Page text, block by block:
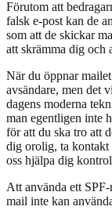
Förutom att
falsk e-post kan de
som att de skickar
att skrämma dig och
När du öppnar
avsändare, men det
dagens moderna
man egentligen inte
för att du ska tro att
dig orolig, ta kontakt
oss hjälpa dig
Att använda ett
mail inte kan